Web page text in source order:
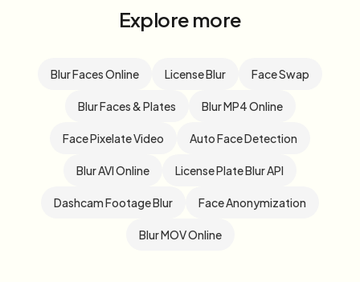
Explore more
Blur Faces Online License Blur Face Swap
Blur Faces & Plates Blur MP4 Online
Face Pixelate Video Auto Face Detection
Blur AVI Online License Plate Blur API
Dashcam Footage Blur Face Anonymization
Blur MOV Online